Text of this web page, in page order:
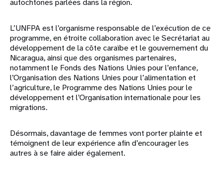
autochtones parlées dans la région.
L’UNFPA est l’organisme responsable de l’exécution de ce
programme, en étroite collaboration avec le Secrétariat au
développement de la côte caraïbe et le gouvernement du
Nicaragua, ainsi que des organismes partenaires,
notamment le Fonds des Nations Unies pour l’enfance,
l’Organisation des Nations Unies pour l’alimentation et
l’agriculture, le Programme des Nations Unies pour le
développement et l’Organisation internationale pour les
migrations.
Désormais, davantage de femmes vont porter plainte et
témoignent de leur expérience afin d’encourager les
autres à se faire aider également.